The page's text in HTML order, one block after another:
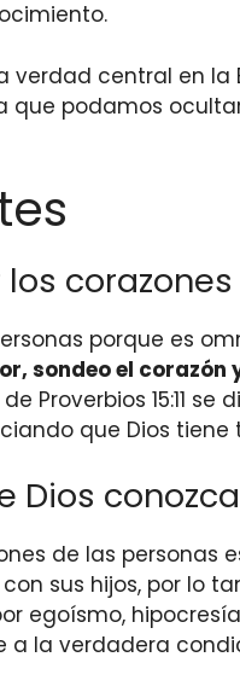
verdad central en
podamos
porque es
sondeo el
Proverbios 15:11 se
que Dios
Dios
de las personas
sus hijos, por lo
egoísmo,
a la verdadera